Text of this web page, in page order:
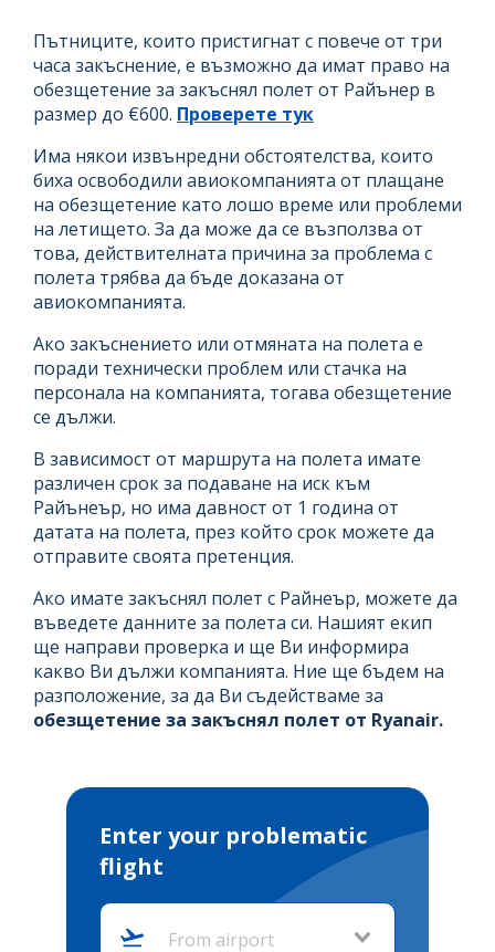
Пътниците, които пристигнат с повече от три
часа закъснение, е възможно да имат право на
обезщетение за закъснял полет от Райънер в
размер до €600. Проверете тук
Има някои извънредни обстоятелства, които
биха освободили авиокомпанията от плащане
на обезщетение като лошо време или проблеми
на летището. За да може да се възползва от
това, действителната причина за проблема с
полета трябва да бъде доказана от
авиокомпанията.
Ако закъснението или отмяната на полета е
поради технически проблем или стачка на
персонала на компанията, тогава обезщетение
се дължи.
В зависимост от маршрута на полета имате
различен срок за подаване на иск към
Райънеър, но има давност от 1 година от
датата на полета, през който срок можете да
отправите своята претенция.
Ако имате закъснял полет с Райнеър, можете да
въведете данните за полета си. Нашият екип
ще направи проверка и ще Ви информира
какво Ви дължи компанията. Ние ще бъдем на
разположение, за да Ви съдействаме за
обезщетение за закъснял полет от Ryanair.
Enter your problematic
flight
From airport